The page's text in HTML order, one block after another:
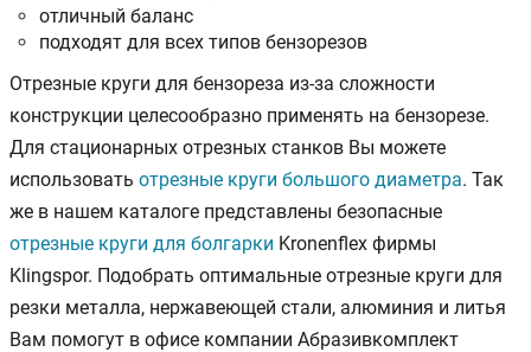
отличный баланс
подходят для всех типов бензорезов
Отрезные круги для бензореза из-за сложности
конструкции целесообразно применять на бензорезе.
Для стационарных отрезных станков Вы можете
использовать отрезные круги большого диаметра. Так
же в нашем каталоге представлены безопасные
отрезные круги для болгарки Kronenflex фирмы
Klingspor. Подобрать оптимальные отрезные круги для
резки металла, нержавеющей стали, алюминия и литья
Вам помогут в офисе компании Абразивкомплект